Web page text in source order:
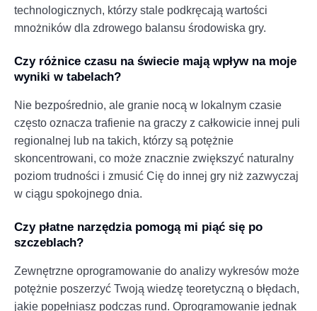
technologicznych, którzy stale podkręcają wartości
mnożników dla zdrowego balansu środowiska gry.
Czy różnice czasu na świecie mają wpływ na moje
wyniki w tabelach?
Nie bezpośrednio, ale granie nocą w lokalnym czasie
często oznacza trafienie na graczy z całkowicie innej puli
regionalnej lub na takich, którzy są potężnie
skoncentrowani, co może znacznie zwiększyć naturalny
poziom trudności i zmusić Cię do innej gry niż zazwyczaj
w ciągu spokojnego dnia.
Czy płatne narzędzia pomogą mi piąć się po
szczeblach?
Zewnętrzne oprogramowanie do analizy wykresów może
potężnie poszerzyć Twoją wiedzę teoretyczną o błędach,
jakie popełniasz podczas rund. Oprogramowanie jednak